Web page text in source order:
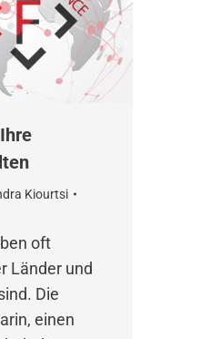
Kiourtsi
oft
Länder und
Die
einen